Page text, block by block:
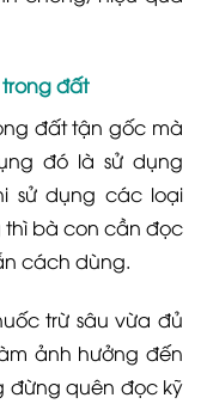
đất
đất tận gốc mà
đó là sử dụng
sử dụng các loại
thì bà con cần đọc
cách dùng.
trừ sâu vừa đủ
ảnh hưởng đến
đừng quên đọc kỹ